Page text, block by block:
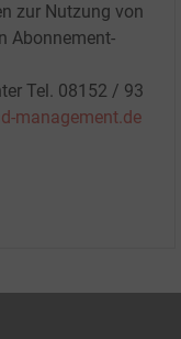
zur Nutzung von
Abonnement-
Tel. 08152 / 93
management.de